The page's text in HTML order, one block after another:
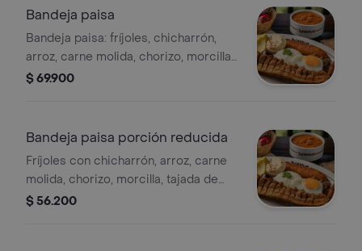
Bandeja paisa
Bandeja paisa: fríjoles, chicharrón,
arroz, carne molida, chorizo, morcilla,
tajada de maduro, huevo frito,
$ 69.900
Bandeja paisa porción reducida
Fríjoles con chicharrón, arroz, carne
molida, chorizo, morcilla, tajada de
maduro, huevo frito, aguacate y arepa.
$ 56.200